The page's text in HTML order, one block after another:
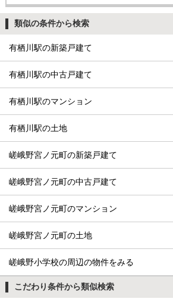
類似の条件から検索
有栖川駅の新築戸建て
有栖川駅の中古戸建て
有栖川駅のマンション
有栖川駅の土地
嵯峨野宮ノ元町の新築戸建て
嵯峨野宮ノ元町の中古戸建て
嵯峨野宮ノ元町のマンション
嵯峨野宮ノ元町の土地
嵯峨野小学校の周辺の物件をみる
こだわり条件から類似検索